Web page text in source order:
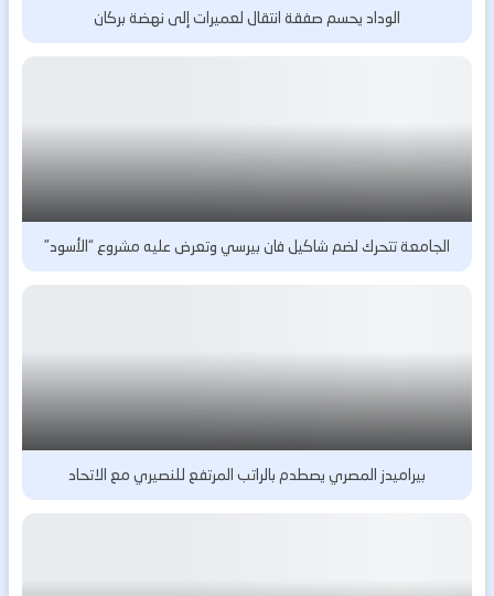
الوداد يحسم صفقة انتقال لعميرات إلى نهضة بركان
الجامعة تتحرك لضم شاكيل فان بيرسي وتعرض عليه مشروع “الأسود”
بيراميدز المصري يصطدم بالراتب المرتفع للنصيري مع الاتحاد